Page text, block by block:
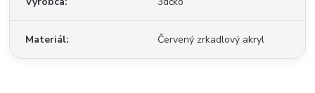
Materiál Červený zrkadlový akryl